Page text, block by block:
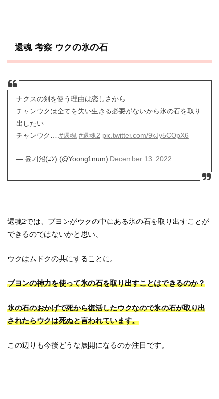
還魂 考察 ウクの氷の石
ナクスの剣を使う理由は恋しさから
チャンウクは全てを失い生きる必要がないから氷の石を取り
出したい
チャンウク…. #還魂 #還魂2 pic.twitter.com/9kJy5COpX6
— 윤기沼(ﾕﾝ) (@Yoong1num) December 13, 2022
還魂2では、ブヨンがウクの中にある氷の石を取り出すことが
できるのではないかと思い、
ウクはムドクの共にすることに。
ブヨンの神力を使って氷の石を取り出すことはできるのか？
氷の石のおかげで死から復活したウクなので氷の石が取り出
されたらウクは死ぬと言われています。
この辺りも今後どうな展開になるのか注目です。